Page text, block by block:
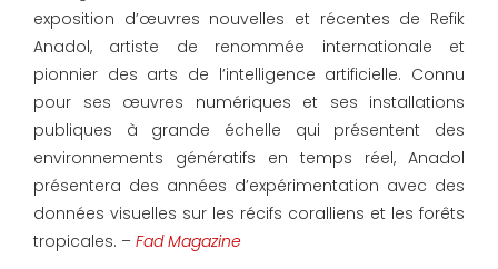
exposition d’œuvres nouvelles et récentes de Refik
Anadol, artiste de renommée internationale et
pionnier des arts de l’intelligence artificielle. Connu
pour ses œuvres numériques et ses installations
publiques à grande échelle qui présentent des
environnements génératifs en temps réel, Anadol
présentera des années d’expérimentation avec des
données visuelles sur les récifs coralliens et les forêts
tropicales. – Fad Magazine